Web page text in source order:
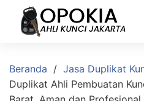
Beranda
Jasa Duplikat
Duplikat Ahli Pembuatan